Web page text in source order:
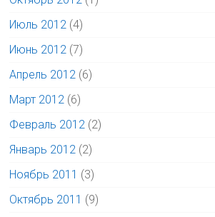
Июль 2012 (4)
Июнь 2012 (7)
Апрель 2012 (6)
Март 2012 (6)
Февраль 2012 (2)
Январь 2012 (2)
Ноябрь 2011 (3)
Октябрь 2011 (9)